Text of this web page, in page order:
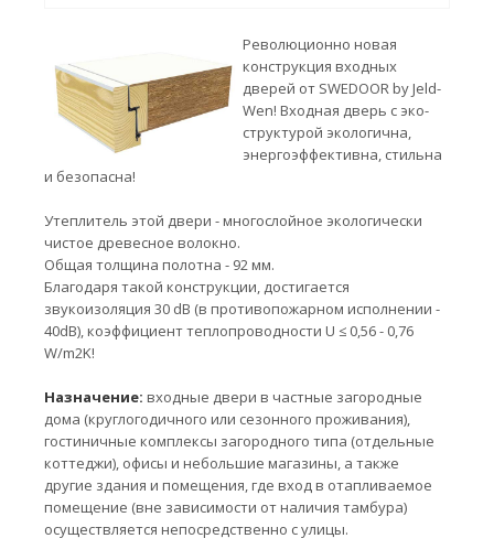
Революционно новая
конструкция входных
дверей от SWEDOOR by Jeld-
Wen! Входная дверь с эко-
структурой экологична,
энергоэффективна, стильна
и безопасна!
Утеплитель этой двери - многослойное экологически
чистое древесное волокно.
Общая толщина полотна - 92 мм.
Благодаря такой конструкции, достигается
звукоизоляция 30 dB (в противопожарном исполнении -
40dB), коэффициент теплопроводности U ≤ 0,56 - 0,76
W/m2K!
Назначение: входные двери в частные загородные
дома (круглогодичного или сезонного проживания),
гостиничные комплексы загородного типа (отдельные
коттеджи), офисы и небольшие магазины, а также
другие здания и помещения, где вход в отапливаемое
помещение (вне зависимости от наличия тамбура)
осуществляется непосредственно с улицы.